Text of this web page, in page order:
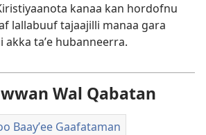
kanaa kan hordofnu
lallabuuf tajaajilli manaa gara
akka taʼe hubanneerra.
Wal Qabatan
Baayʼee Gaafataman